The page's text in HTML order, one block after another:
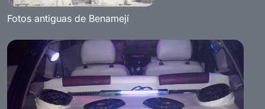
Fotos antiguas de Benamejí